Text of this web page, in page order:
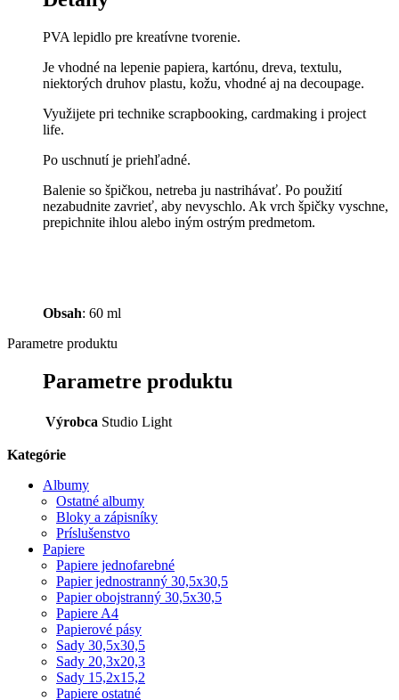
PVA lepidlo pre kreatívne tvorenie.
Je vhodné na lepenie papiera, kartónu, dreva, textulu,
niektorých druhov plastu, kožu, vhodné aj na decoupage.
Využijete pri technike scrapbooking, cardmaking i project
life.
Po uschnutí je priehľadné.
Balenie so špičkou, netreba ju nastrihávať. Po použití
nezabudnite zavrieť, aby nevyschlo. Ak vrch špičky vyschne,
prepichnite ihlou alebo iným ostrým predmetom.
Obsah: 60 ml
Parametre produktu
Parametre produktu
Výrobca Studio Light
Kategórie
Albumy
Ostatné albumy
Bloky a zápisníky
Príslušenstvo
Papiere
Papiere jednofarebné
Papier jednostranný 30,5x30,5
Papier obojstranný 30,5x30,5
Papiere A4
Papierové pásy
Sady 30,5x30,5
Sady 20,3x20,3
Sady 15,2x15,2
Papiere ostatné